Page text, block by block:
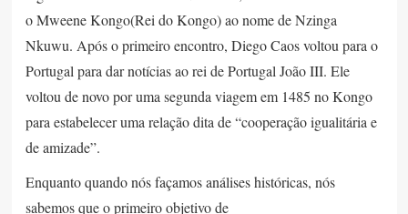
o Mweene Kongo(Rei do Kongo) ao nome de Nzinga
Nkuwu. Após o primeiro encontro, Diego Caos voltou para o
Portugal para dar notícias ao rei de Portugal João III. Ele
voltou de novo por uma segunda viagem em 1485 no Kongo
para estabelecer uma relação dita de “cooperação igualitária e
de amizade”.
Enquanto quando nós façamos análises históricas, nós
sabemos que o primeiro objetivo de